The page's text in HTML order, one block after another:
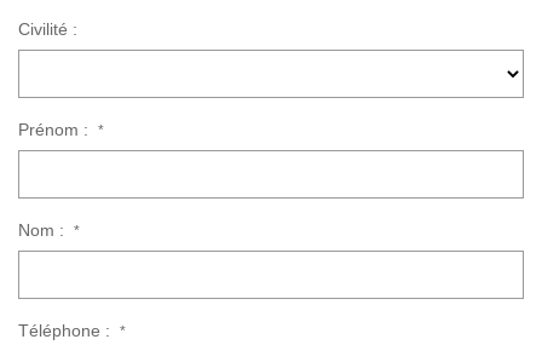
Civilité :
Prénom : *
Nom : *
Téléphone : *